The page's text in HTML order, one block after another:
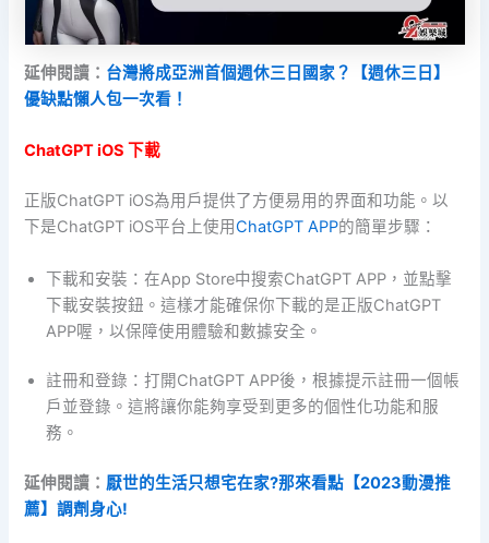
延伸閱讀： 台灣將成亞洲首個週休三日國家？【週休三日】
優缺點懶人包一次看！
ChatGPT iOS 下載
正版ChatGPT iOS為用戶提供了方便易用的界面和功能。以
下是ChatGPT iOS平台上使用ChatGPT APP的簡單步驟：
下載和安裝：在App Store中搜索ChatGPT APP，並點擊
下載安裝按鈕。這樣才能確保你下載的是正版ChatGPT
APP喔，以保障使用體驗和數據安全。
註冊和登錄：打開ChatGPT APP後，根據提示註冊一個帳
戶並登錄。這將讓你能夠享受到更多的個性化功能和服
務。
延伸閱讀：厭世的生活只想宅在家?那來看點【2023動漫推
薦】調劑身心!